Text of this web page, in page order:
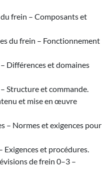
frein – Composants et
du frein – Fonctionnement
Différences et domaines
Structure et commande.
et mise en œuvre
– Normes et exigences pour
Exigences et procédures.
de frein 0–3 –